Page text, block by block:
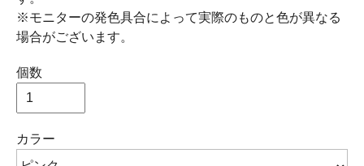
※モニターの発色具合によって実際のものと色が異なる
場合がございます。
個数
カラー